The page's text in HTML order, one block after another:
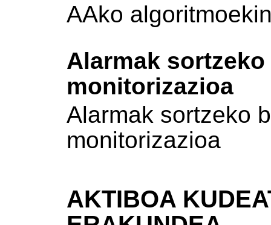
AAko
Alarmak
monitorizazioa
Alarmak sortzeko
monitorizazioa
AKTIBOA